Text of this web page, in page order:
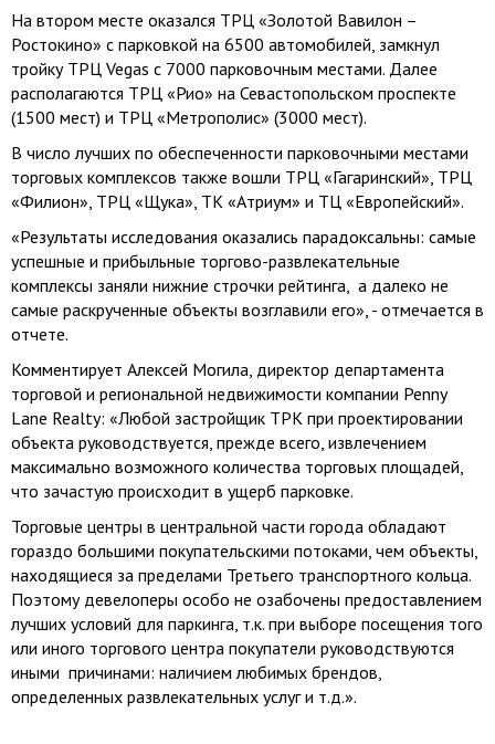
На втором месте оказался ТРЦ «Золотой Вавилон –
Ростокино» с парковкой на 6500 автомобилей, замкнул
тройку ТРЦ Vegas с 7000 парковочным местами. Далее
располагаются ТРЦ «Рио» на Севастопольском проспекте
(1500 мест) и ТРЦ «Метрополис» (3000 мест).
В число лучших по обеспеченности парковочными местами
торговых комплексов также вошли ТРЦ «Гагаринский», ТРЦ
«Филион», ТРЦ «Щука», ТК «Атриум» и ТЦ «Европейский».
«Результаты исследования оказались парадоксальны: самые
успешные и прибыльные торгово-развлекательные
комплексы заняли нижние строчки рейтинга, а далеко не
самые раскрученные объекты возглавили его», - отмечается в
отчете.
Комментирует Алексей Могила, директор департамента
торговой и региональной недвижимости компании Penny
Lane Realty: «Любой застройщик ТРК при проектировании
объекта руководствуется, прежде всего, извлечением
максимально возможного количества торговых площадей,
что зачастую происходит в ущерб парковке.
Торговые центры в центральной части города обладают
гораздо большими покупательскими потоками, чем объекты,
находящиеся за пределами Третьего транспортного кольца.
Поэтому девелоперы особо не озабочены предоставлением
лучших условий для паркинга, т.к. при выборе посещения того
или иного торгового центра покупатели руководствуются
иными причинами: наличием любимых брендов,
определенных развлекательных услуг и т.д.».